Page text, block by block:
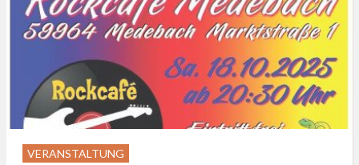
VERANSTALTUNG